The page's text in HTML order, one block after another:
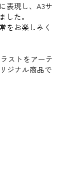
表現し、A3サ
した。
をお楽しみく
ストをアーテ
ジナル商品で